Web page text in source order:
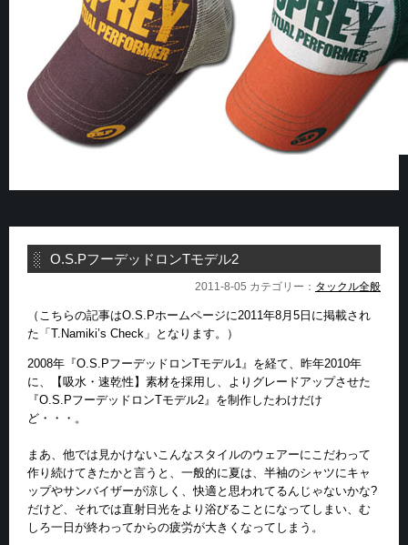
O.S.PフーデッドロンTモデル2
2011-8-05 カテゴリー： タックル全般
（こちらの記事はO.S.Pホームページに2011年8月5日に掲載され
た「T.Namiki’s Check」となります。）
2008年『O.S.PフーデッドロンTモデル1』を経て、昨年2010年
に、【吸水・速乾性】素材を採用し、よりグレードアップさせた
『O.S.PフーデッドロンTモデル2』を制作したわけだけ
ど・・・。
まあ、他では見かけないこんなスタイルのウェアーにこだわって
作り続けてきたかと言うと、一般的に夏は、半袖のシャツにキャ
ップやサンバイザーが涼しく、快適と思われてるんじゃないかな?
だけど、それでは直射日光をより浴びることになってしまい、む
しろ一日が終わってからの疲労が大きくなってしまう。